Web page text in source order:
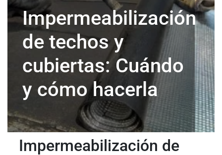
Impermeabilización
de techos y
cubiertas: Cuándo
y cómo hacerla
Impermeabilización de